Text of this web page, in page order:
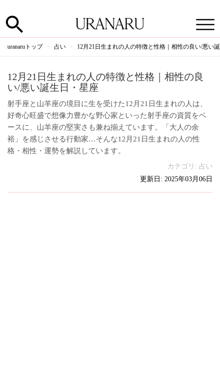
uranaruトップ 占い 12月21日生まれの人の特徴と性格｜相性の良い/悪い
12月21日生まれの人の特徴と性格｜相性の良
い/悪い誕生日・星座
射手座と山羊座の境目に生を受けた12月21日生まれの人は、
好奇心旺盛で想像力豊かな野心家といった射手座の資質をベ
ースに、山羊座の堅実さも兼ね揃えています。「大人の余
裕」を感じさせる行動家…そんな12月21日生まれの人の性
格・相性・運勢を解説しています。
カテゴリ: 占い
更新日: 2025年03月06日